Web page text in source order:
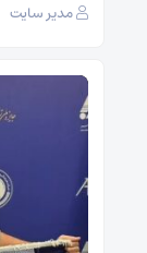
مدیر سایت